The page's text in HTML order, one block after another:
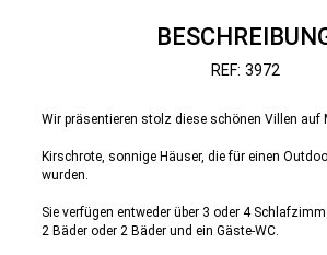
REF: 3972
Wir präsentieren stolz diese schönen Villen auf
Kirschrote, sonnige Häuser, die für einen
wurden.
Sie verfügen entweder über 3 oder 4
2 Bäder oder 2 Bäder und ein Gäste-WC.